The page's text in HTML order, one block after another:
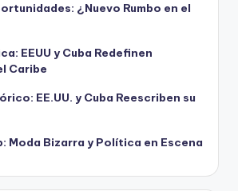
¿Nuevo Rumbo en el
EEUU y Cuba Redefinen
Caribe
EE.UU. y Cuba Reescriben su
Moda Bizarra y Política en Escena